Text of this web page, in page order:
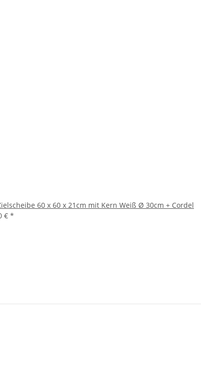
60 x 60 x 21cm mit Kern Weiß Ø 30cm + Cordel
€ *